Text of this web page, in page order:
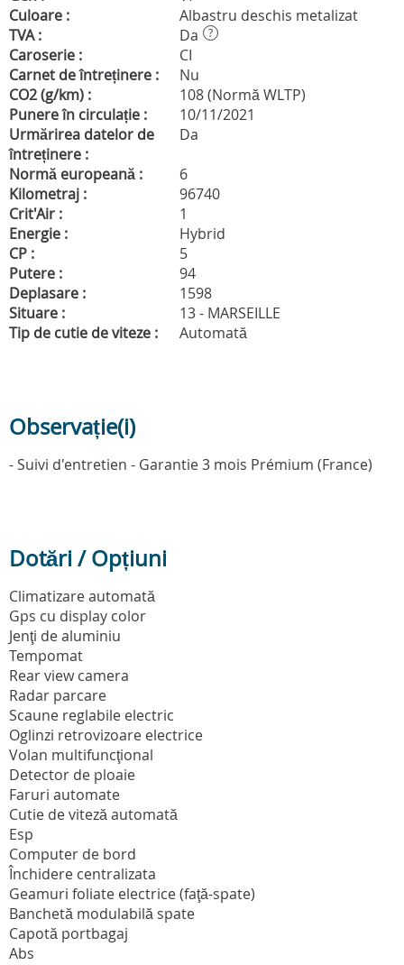
Culoare :
Albastru deschis metalizat
TVA :
Da ?
Caroserie :
CI
Carnet de întreținere :
Nu
CO2 (g/km) :
108 (Normă WLTP)
Punere în circulație :
10/11/2021
Urmărirea datelor de
întreținere :
Da
Normă europeană :
6
Kilometraj :
96740
Crit'Air :
1
Energie :
Hybrid
CP :
5
Putere :
94
Deplasare :
1598
Situare :
13 - MARSEILLE
Tip de cutie de viteze :
Automată
Observație(i)
- Suivi d'entretien - Garantie 3 mois Prémium (France)
Dotări / Opțiuni
Climatizare automată
Gps cu display color
Jenţi de aluminiu
Tempomat
Rear view camera
Radar parcare
Scaune reglabile electric
Oglinzi retrovizoare electrice
Volan multifuncţional
Detector de ploaie
Faruri automate
Cutie de viteză automată
Esp
Computer de bord
Închidere centralizata
Geamuri foliate electrice (faţă-spate)
Banchetă modulabilă spate
Capotă portbagaj
Abs